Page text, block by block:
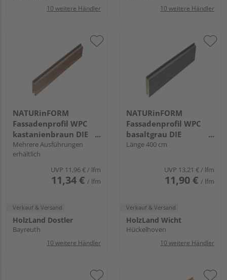
10 weitere Händler 10 weitere Händler
NATURinFORM
Fassadenprofil WPC
kastanienbraun DIE
GESTALTENDE
EXKLUSIV - 70x17mm
Mehrere Ausführungen
erhältlich
UVP 11,96 €/ lfm
11,34 € / lfm
Verkauf & Versand
HolzLand Dostler
Bayreuth
10 weitere Händler
NATURinFORM
Fassadenprofil WPC
basaltgrau DIE
GESTALTENDE
Länge 400 cm
UVP 13,21 €/ lfm
11,90 € / lfm
Verkauf & Versand
HolzLand Wicht
Hückelhoven
10 weitere Händler